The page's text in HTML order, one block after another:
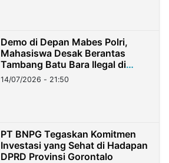
Demo di Depan Mabes Polri,
Mahasiswa Desak Berantas
Tambang Batu Bara Ilegal di
Lampung
14/07/2026 - 21:50
PT BNPG Tegaskan Komitmen
Investasi yang Sehat di Hadapan
DPRD Provinsi Gorontalo